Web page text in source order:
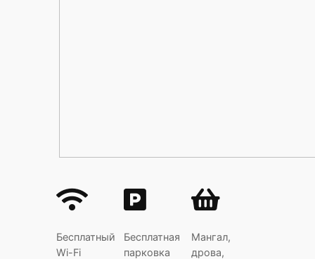
Бесплатный
Wi-Fi
Бесплатная
парковка
Мангал,
дрова,